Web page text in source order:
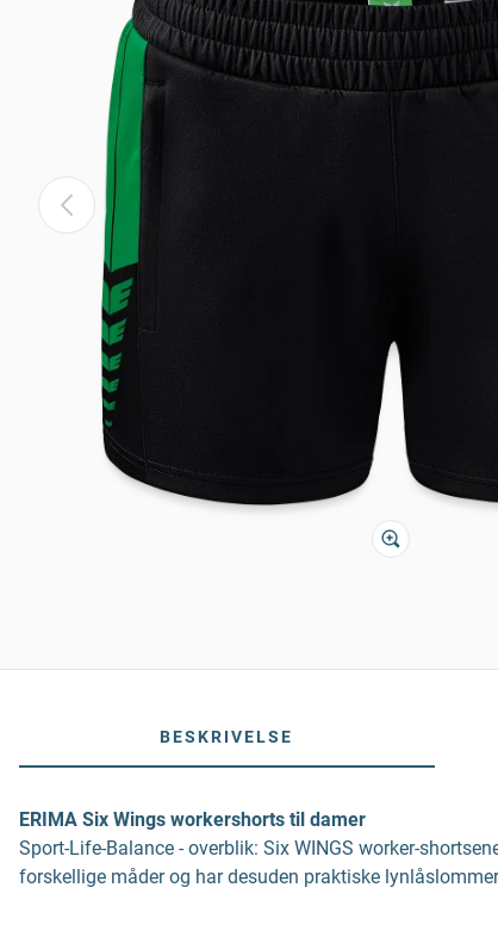
BESKRIVELSE
ERIMA Six Wings workershorts til damer
Sport-Life-Balance - overblik: Six WINGS worker-
forskellige måder og har desuden praktiske